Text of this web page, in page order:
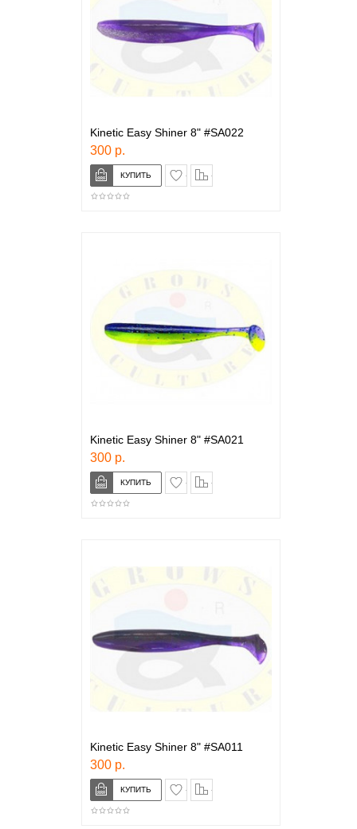
Kinetic Easy Shiner 8" #SA022
300 р.
в закладки
Kinetic Easy Shiner 8" #SA021
300 р.
в закладки
Kinetic Easy Shiner 8" #SA011
300 р.
в закладки